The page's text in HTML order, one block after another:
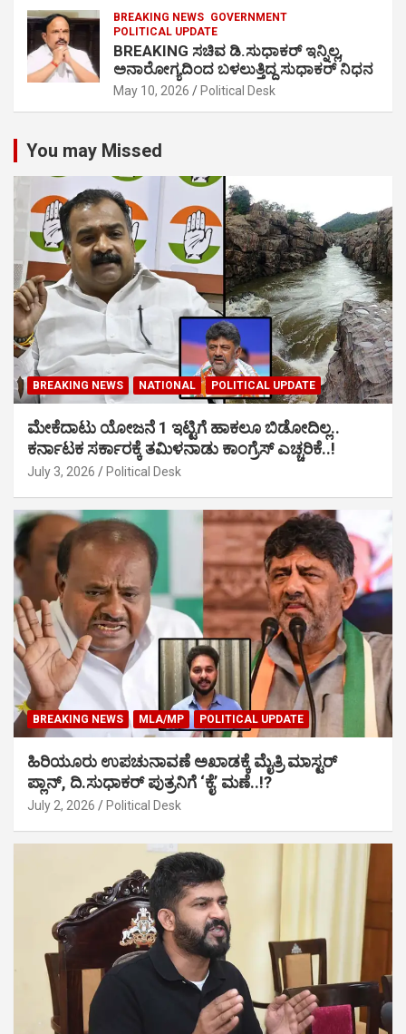
BREAKING NEWS GOVERNMENT
POLITICAL UPDATE
BREAKING ಸಚಿವ ಡಿ.ಸುಧಾಕರ್ ಇನ್ನಿಲ್ಲ,
ಅನಾರೋಗ್ಯದಿಂದ ಬಳಲುತ್ತಿದ್ದ ಸುಧಾಕರ್ ನಿಧನ
May 10, 2026 Political Desk
You may Missed
BREAKING NEWS NATIONAL POLITICAL UPDATE
ಮೇಕೆದಾಟು ಯೋಜನೆ 1 ಇಟ್ಟಿಗೆ ಹಾಕಲೂ ಬಿಡೋದಿಲ್ಲ..
ಕರ್ನಾಟಕ ಸರ್ಕಾರಕ್ಕೆ ತಮಿಳನಾಡು ಕಾಂಗ್ರೆಸ್ ಎಚ್ಚರಿಕೆ..!
July 3, 2026 Political Desk
BREAKING NEWS MLA/MP POLITICAL UPDATE
ಹಿರಿಯೂರು ಉಪಚುನಾವಣೆ ಅಖಾಡಕ್ಕೆ ಮೈತ್ರಿ ಮಾಸ್ಟರ್
ಪ್ಲಾನ್, ದಿ.ಸುಧಾಕರ್ ಪುತ್ರನಿಗೆ ‘ಕೈ’ ಮಣೆ..!?
July 2, 2026 Political Desk